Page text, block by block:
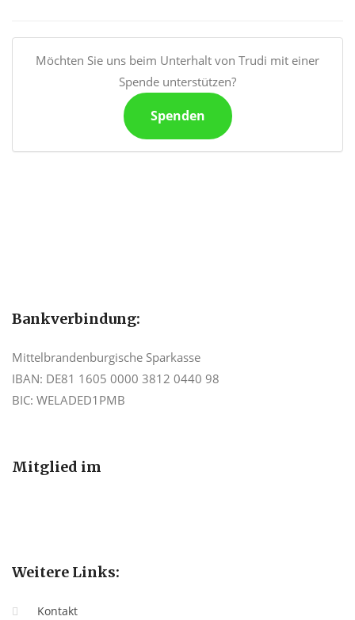
Möchten Sie uns beim Unterhalt von Trudi mit einer
Spende unterstützen?
Spenden
Bankverbindung:
Mittelbrandenburgische Sparkasse
IBAN: DE81 1605 0000 3812 0440 98
BIC: WELADED1PMB
Mitglied im
Weitere Links:
Kontakt